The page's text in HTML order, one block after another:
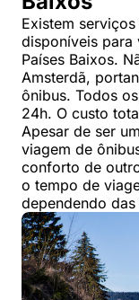
Existem
disponíveis para
Países Baixos.
Amsterdã,
ônibus. Todos
24h. O custo
Apesar de ser
viagem de
conforto de
o tempo de
dependendo